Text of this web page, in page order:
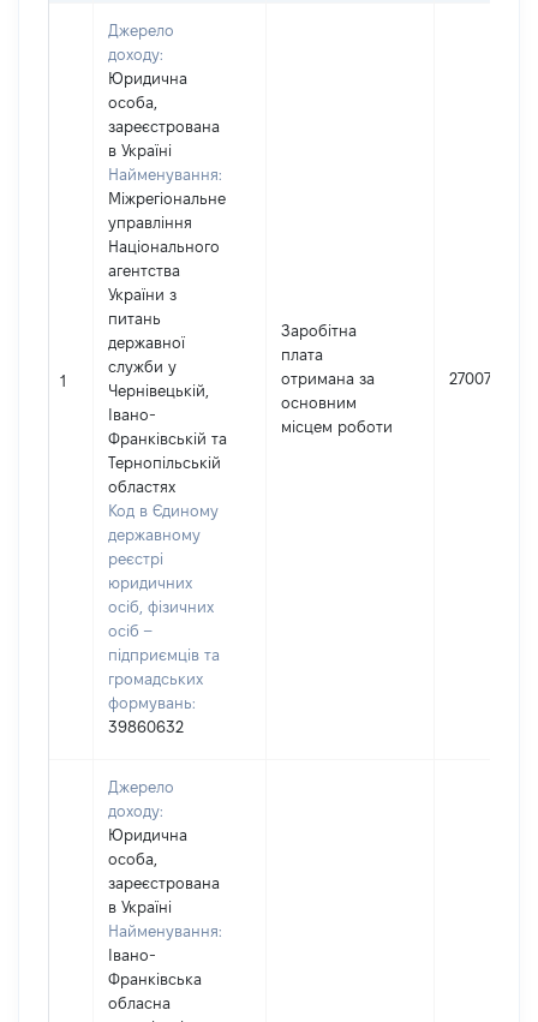
1
Джерело
доходу:
Юридична
особа,
зареєстрована
в Україні
Найменування:
Міжрегіональне
управління
Національного
агентства
України з
питань
державної
служби у
Чернівецькій,
Івано-
Франківській та
Тернопільській
областях
Код в Єдиному
державному
реєстрі
юридичних
осіб, фізичних
осіб –
підприємців та
громадських
формувань:
39860632
Заробітна
плата
отримана за
основним
місцем роботи
270079
Джерело
доходу:
Юридична
особа,
зареєстрована
в Україні
Найменування:
Івано-
Франківська
обласна